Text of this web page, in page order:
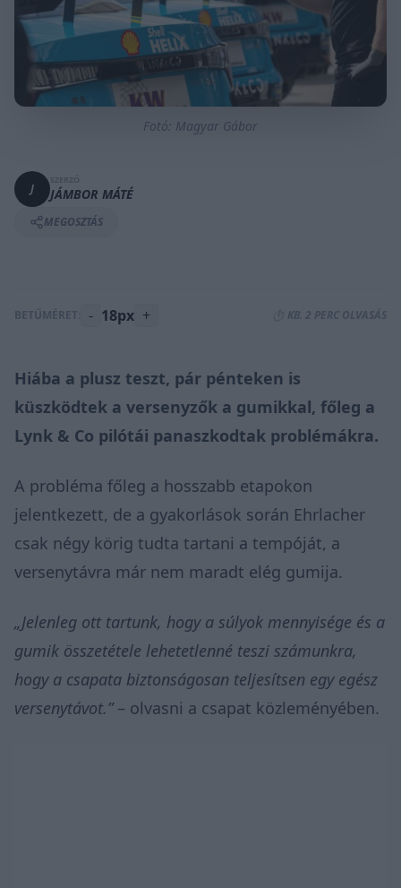
Fotó: Magyar Gábor
J JÁMBOR MÁTÉ
MEGOSZTÁS
BETŰMÉRET: - 18px + ⏱️ KB. 2 PERC OLVASÁS
Hiába a plusz teszt, pár pénteken is
küszködtek a versenyzők a gumikkal, főleg a
Lynk & Co pilótái panaszkodtak problémákra.
A probléma főleg a hosszabb etapokon
jelentkezett, de a gyakorlások során Ehrlacher
csak négy körig tudta tartani a tempóját, a
versenytávra már nem maradt elég gumija.
„Jelenleg ott tartunk, hogy a súlyok mennyisége és a
gumik összetétele lehetetlenné teszi számunkra,
hogy a csapata biztonságosan teljesítsen egy egész
versenytávot.”– olvasni a csapat közleményében.